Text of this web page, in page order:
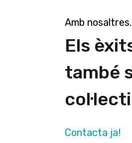
Amb
Els
també
Contacta ja!